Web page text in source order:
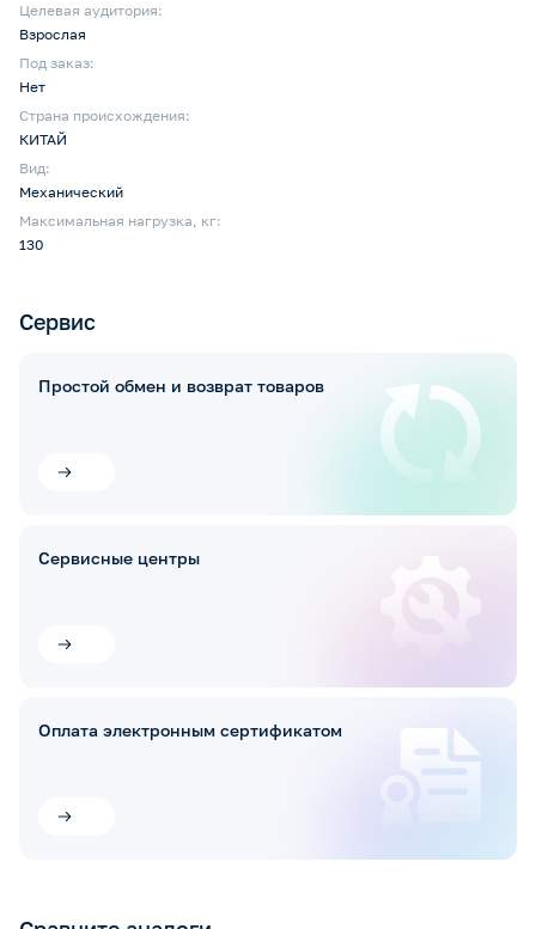
Целевая аудитория:
Взрослая
Под заказ:
Нет
Страна происхождения:
КИТАЙ
Вид:
Механический
Максимальная нагрузка, кг:
130
Сервис
Простой обмен и возврат товаров
Сервисные центры
Оплата электронным сертификатом